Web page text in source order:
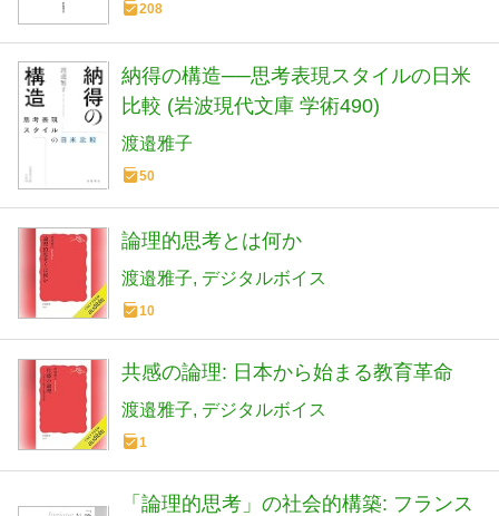
208
納得の構造──思考表現スタイルの日米
比較 (岩波現代文庫 学術490)
渡邉雅子
50
論理的思考とは何か
渡邉雅子 デジタルボイス
10
共感の論理: 日本から始まる教育革命
渡邉雅子 デジタルボイス
1
「論理的思考」の社会的構築: フランス